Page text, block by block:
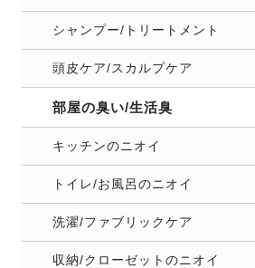
シャンプー/トリートメント
頭皮ケア/スカルプケア
部屋の臭い/生活臭
キッチンのニオイ
トイレ/お風呂のニオイ
洗濯/ファブリックケア
収納/クローゼットのニオイ